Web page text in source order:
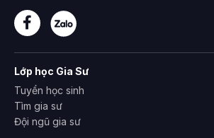
Lớp học Gia Sư
Tuyển học sinh
Tìm gia sư
Đội ngũ gia sư